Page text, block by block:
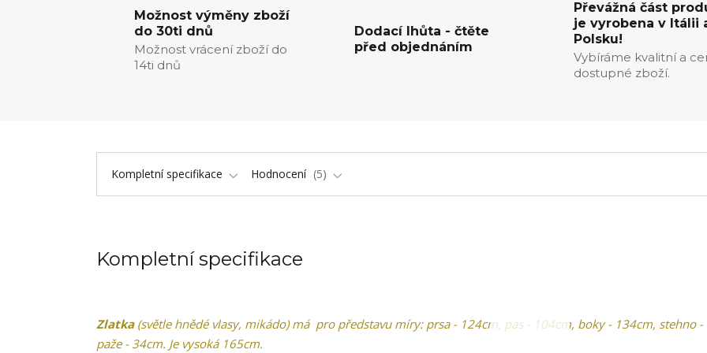
Možnost výměny zboží
do 30ti dnů
Možnost vrácení zboží do
14ti dnů
Dodací lhůta - čtěte
před objednáním
Převážná část
je vyrobena v Itálii
Polsku!
Vybíráme kvalitní a
dostupné zboží.
Kompletní specifikace Hodnocení 5
Kompletní specifikace
Zlatka (světle hnědé vlasy, mikádo) má pro představu míry: prsa - 124cm, pas - 104cm, boky - 134cm, stehno -
paže - 34cm. Je vysoká 165cm.